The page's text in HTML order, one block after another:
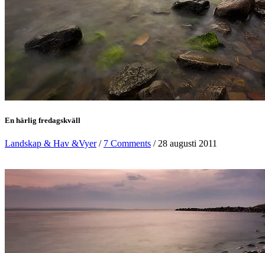
En härlig fredagskväll
Landskap & Hav &Vyer/ 7 Comments / 28 augusti 2011